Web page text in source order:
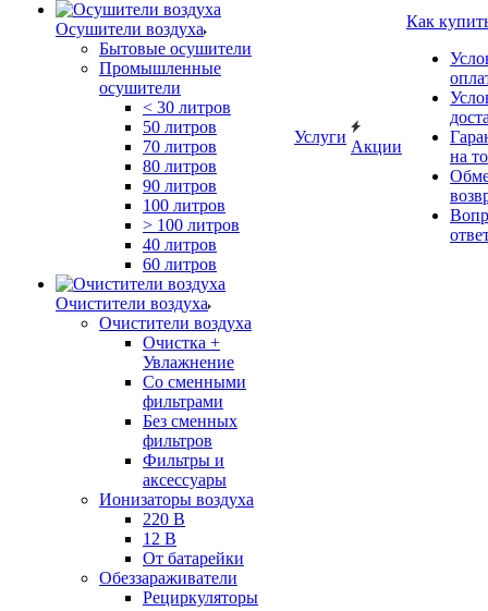
Осушители воздуха
Бытовые осушители
Промышленные
осушители
< 30 литров
50 литров
70 литров
80 литров
90 литров
100 литров
> 100 литров
40 литров
60 литров
Очистители воздуха
Очистители воздуха
Очистка +
Увлажнение
Cо сменными
фильтрами
Без сменных
фильтров
Фильтры и
аксессуары
Ионизаторы воздуха
220 В
12 В
От батарейки
Обеззараживатели
Рециркуляторы
Услуги
Акции
Как
на